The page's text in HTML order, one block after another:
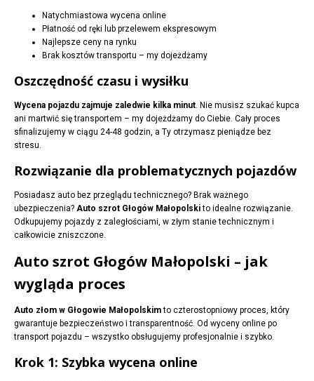
Natychmiastowa wycena online
Płatność od ręki lub przelewem ekspresowym
Najlepsze ceny na rynku
Brak kosztów transportu – my dojeżdżamy
Oszczędność czasu i wysiłku
Wycena pojazdu zajmuje zaledwie kilka minut. Nie musisz szukać kupca
ani martwić się transportem – my dojeżdżamy do Ciebie. Cały proces
sfinalizujemy w ciągu 24-48 godzin, a Ty otrzymasz pieniądze bez
stresu.
Rozwiązanie dla problematycznych pojazdów
Posiadasz auto bez przeglądu technicznego? Brak ważnego
ubezpieczenia? Auto szrot Głogów Małopolskito idealne rozwiązanie.
Odkupujemy pojazdy z zaległościami, w złym stanie technicznym i
całkowicie zniszczone.
Auto szrot Głogów Małopolski – jak
wygląda proces
Auto złom w Głogowie Małopolskimto czterostopniowy proces, który
gwarantuje bezpieczeństwo i transparentność. Od wyceny online po
transport pojazdu – wszystko obsługujemy profesjonalnie i szybko.
Krok 1: Szybka wycena online